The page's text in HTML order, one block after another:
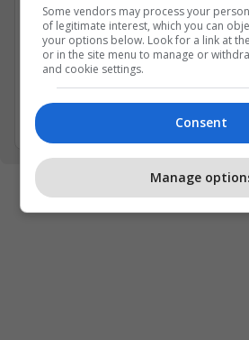
27 Shkurt 2026
Some vendors may process your
of legitimate interest, which you can
your options below. Look for a link at
or in the site menu to manage or
and cookie settings.
Consent
Manage